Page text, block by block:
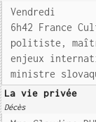
Vendredi
6h42 France
politiste,
enjeux
ministre
La vie privée
Décès